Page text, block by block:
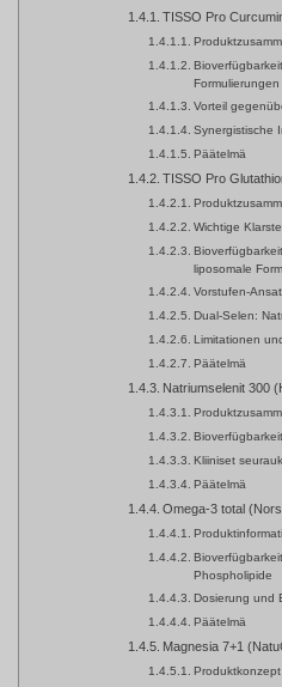
TISSO Pro
Formulierungen
Vorteil
Synergistische
Päätelmä
TISSO Pro
Wichtige
liposomale
Vorstufen-
Dual-Selen:
Limitationen
Päätelmä
Natriumselenit 300
Kliiniset
Päätelmä
Omega-3 total
Phospholipide
Dosierung und
Päätelmä
Magnesia 7+1
Produktkonzept